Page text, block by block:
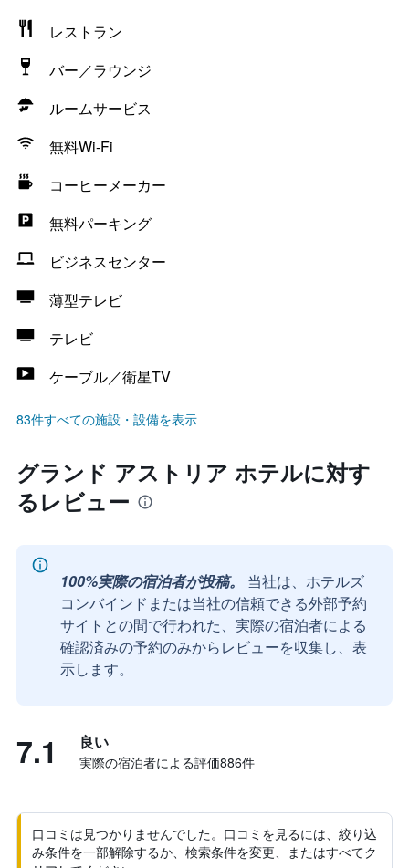
レストラン
バー／ラウンジ
ルームサービス
無料Wi-Fi
コーヒーメーカー
無料パーキング
ビジネスセンター
薄型テレビ
テレビ
ケーブル／衛星TV
83件すべての施設・設備を表示
グランド アストリア ホテルに対す
るレビュー
100%実際の宿泊者が投稿。
当社は、ホテルズ
コンバインドまたは当社の信頼できる外部予約
サイトとの間で行われた、実際の宿泊者による
確認済みの予約のみからレビューを収集し、表
示します。
7.1 良い
実際の宿泊者による評価886​件
口コミは見つかりませんでした。口コミを見るには、絞り込
み条件を一部解除するか、検索条件を変更、またはすべてク